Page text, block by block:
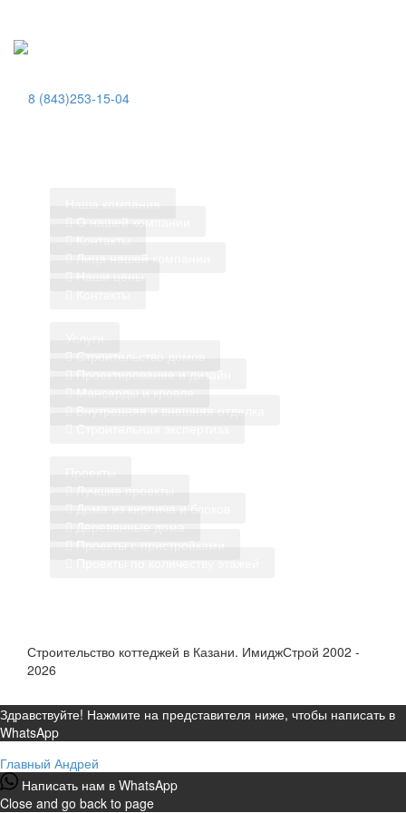
8 (843)253-15-04
Наша компания
О нашей компании
Контакты
Лица нашей компании
Наши цены
Контакты
Услуги
Строительство домов
Проектирование и дизайн
Мансарды и кровля
Внутренняя и внешняя отделка
Строительная экспертиза
Проекты
Лучшие проекты
Дома из кирпича и блоков
Деревянные дома
Проекты с пристройками
Проекты по количеству этажей
Строительство коттеджей в Казани. ИмиджСтрой 2002 -
2026
Здравствуйте! Нажмите на представителя ниже, чтобы написать в
WhatsApp
Главный Андрей
Написать нам в WhatsApp
Close and go back to page